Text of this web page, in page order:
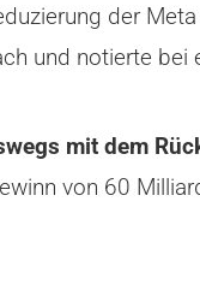
der
und notierte bei
mit dem
von 60